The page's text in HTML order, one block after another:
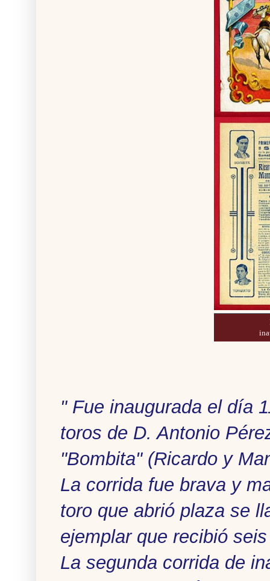
" Fue inaugurada el día
toros de D. Antonio
"Bombita" (Ricardo y
La corrida fue brava y
toro que abrió plaza se
ejemplar que recibió
La segunda corrida de